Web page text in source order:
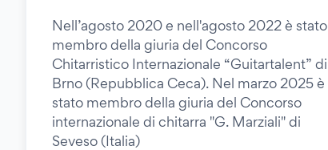
Nell’agosto 2020 e nell'agosto 2022 è stato
membro della giuria del Concorso
Chitarristico Internazionale “Guitartalent” di
Brno (Repubblica Ceca). Nel marzo 2025 è
stato membro della giuria del Concorso
internazionale di chitarra "G. Marziali" di
Seveso (Italia)